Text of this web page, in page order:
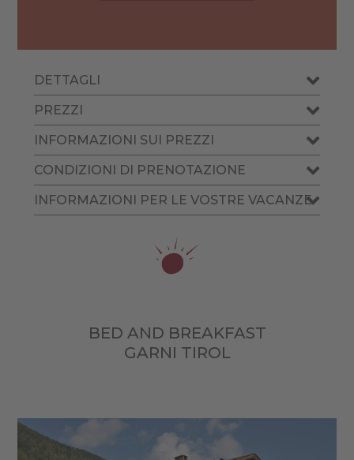
DETTAGLI
PREZZI
INFORMAZIONI SUI PREZZI
CONDIZIONI DI PRENOTAZIONE
INFORMAZIONI PER LE VOSTRE VACANZE
BED AND BREAKFAST
GARNI TIROL